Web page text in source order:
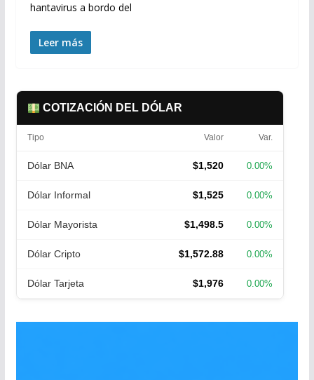
hantavirus a bordo del
Leer más
COTIZACIÓN DEL DÓLAR
Tipo Valor Var.
Dólar BNA $1,520 0.00%
Dólar Informal $1,525 0.00%
Dólar Mayorista $1,498.5 0.00%
Dólar Cripto $1,572.88 0.00%
Dólar Tarjeta $1,976 0.00%